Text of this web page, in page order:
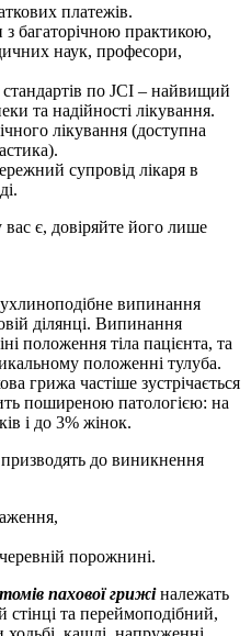
платежів.
з багаторічною практикою,
наук, професори,
по JCI – найвищий
та надійності лікування.
лікування (доступна
супровід лікаря в
є, довіряйте його лише
випинання
ділянці. Випинання
положення тіла пацієнта, та
положенні тулуба.
грижа частіше зустрічається
поширеною патологією: на
і до 3% жінок.
до виникнення
порожнині.
пахової грижіналежать
та переймоподібний,